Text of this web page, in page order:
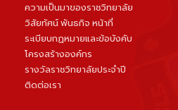
ความเป็นมาของราชวิทยาลัย
วิสัยทัศน์ พันธกิจ หน้าที่
ระเบียบกฏหมายและข้อบังคับ
โครงสร้างองค์กร
รางวัลราชวิทยาลัยประจำปี
ติดต่อเรา